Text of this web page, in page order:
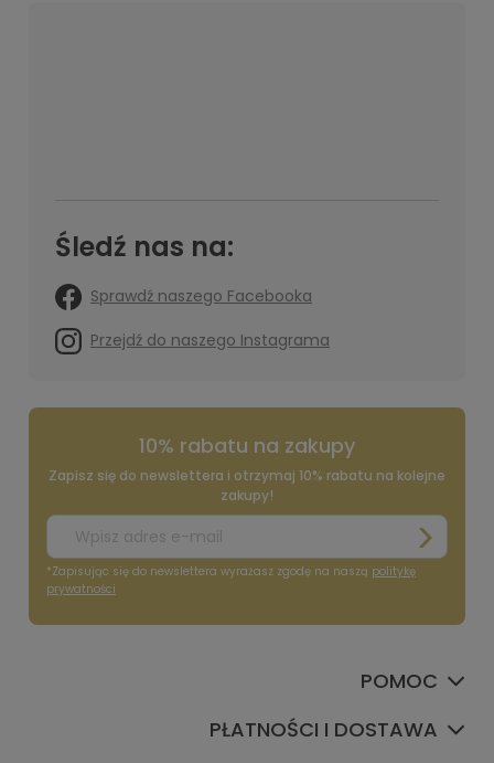
Śledź nas na:
Sprawdź naszego Facebooka
Przejdź do naszego Instagrama
10% rabatu na zakupy
Zapisz się do newslettera i otrzymaj 10% rabatu na kolejne
zakupy!
*Zapisując się do newslettera wyrażasz zgodę na naszą politykę
prywatności
POMOC
PŁATNOŚCI I DOSTAWA